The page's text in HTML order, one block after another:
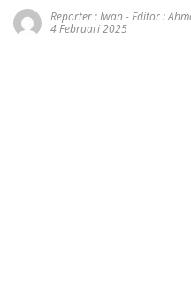
Reporter : Iwan - Editor :
4 Februari 2025